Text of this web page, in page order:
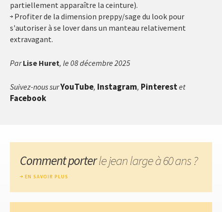
partiellement apparaître la ceinture).
Profiter de la dimension preppy/sage du look pour
s'autoriser à se lover dans un manteau relativement
extravagant.
ParLise Huret, le 08 décembre 2025
Suivez-nous surYouTube, Instagram, Pinterestet
Facebook
Comment porterle jean large à 60 ans ?
EN SAVOIR PLUS